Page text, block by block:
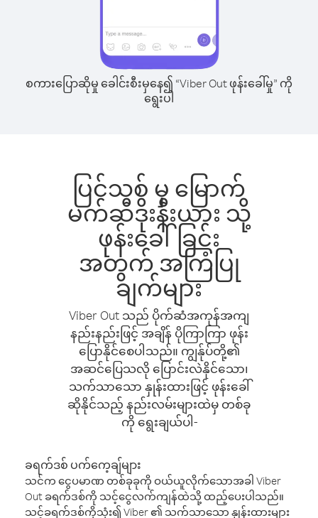
စကားပြောဆိုမှု ခေါင်းစီးမှနေ၍ “Viber Out ဖုန်းခေါ်မှု” ကို
ရွေးပါ
ပြင်သစ် မှ မြောက်
မက်ဆီဒိုးနီးယား သို့
ဖုန်းခေါ်ခြင်း
အတွက် အကြံပြု
ချက်များ
Viber Out သည် ပိုက်ဆံအကုန်အကျ
နည်းနည်းဖြင့် အချိန် ပိုကြာကြာ ဖုန်း
ပြောနိုင်စေပါသည်။ ကျွန်ုပ်တို့၏
အဆင်ပြေသလို ပြောင်းလဲနိုင်သော၊
သက်သာသော နှုန်းထားဖြင့် ဖုန်းခေါ်
ဆိုနိုင်သည့် နည်းလမ်းများထဲမှ တစ်ခု
ကို ရွေးချယ်ပါ-
ခရက်ဒစ် ပက်ကေ့ချ်များ
သင်က ငွေပမာဏ တစ်ခုခုကို ဝယ်ယူလိုက်သောအခါ Viber
Out ခရက်ဒစ်ကို သင့်ငွေလက်ကျန်ထဲသို့ ထည့်ပေးပါသည်။
သင့်ခရက်ဒစ်ကိုသုံး၍ Viber ၏ သက်သာသော နှုန်းထားများ